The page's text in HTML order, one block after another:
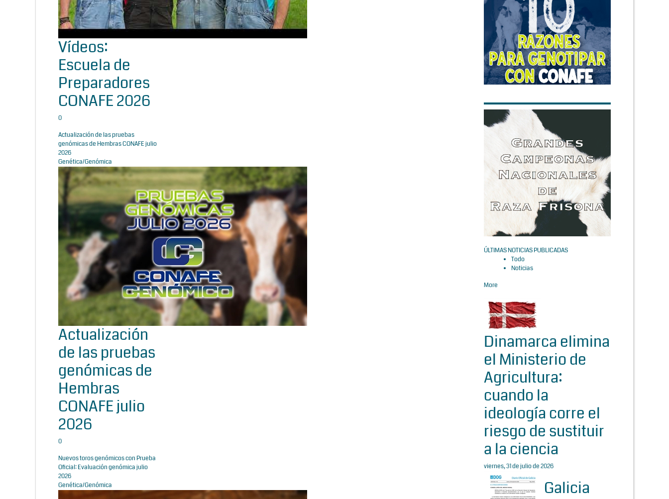
Vídeos:
Escuela de
Preparadores
CONAFE 2026
0
Actualización de las pruebas
genómicas de Hembras CONAFE julio
2026
Genética/Genómica
Actualización
de las pruebas
genómicas de
Hembras
CONAFE julio
2026
0
Nuevos toros genómicos con Prueba
Oficial: Evaluación genómica julio
2026
Genética/Genómica
ÚLTIMAS NOTICIAS PUBLICADAS
Todo
Noticias
More
Dinamarca elimina
el Ministerio de
Agricultura:
cuando la
ideología corre el
riesgo de sustituir
a la ciencia
viernes, 31 de julio de 2026
Galicia